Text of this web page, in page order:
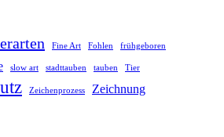
Fine Art Fohlen frühgeboren
slow art stadttauben tauben Tier
Zeichenprozess Zeichnung